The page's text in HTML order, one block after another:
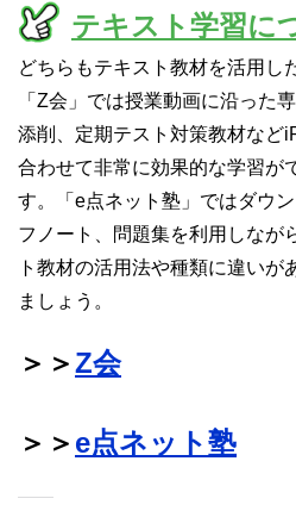
テキスト学習に
どちらもテキスト教材を活用し
「Z会」では授業動画に沿った
添削、定期テスト対策教材など
合わせて非常に効果的な学習が
す。「e点ネット塾」ではダウ
フノート、問題集を利用しなが
ト教材の活用法や種類に違いが
ましょう。
＞＞Z会
＞＞ e点ネット塾